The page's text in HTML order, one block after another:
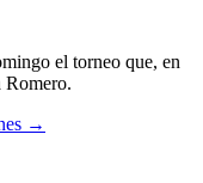
el torneo que, en
Romero.
→